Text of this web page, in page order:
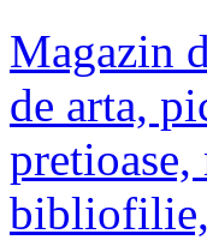
Magazin
de arta,
bibliofilie,